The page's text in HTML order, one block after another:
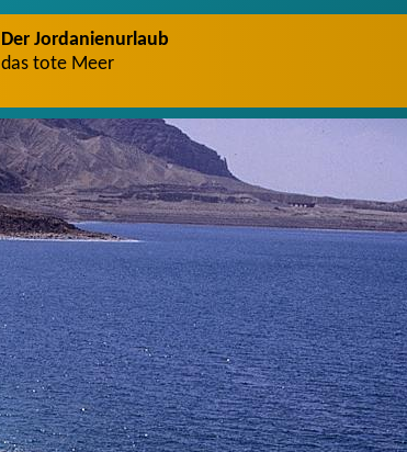
Der Jordanienurlaub
das tote Meer